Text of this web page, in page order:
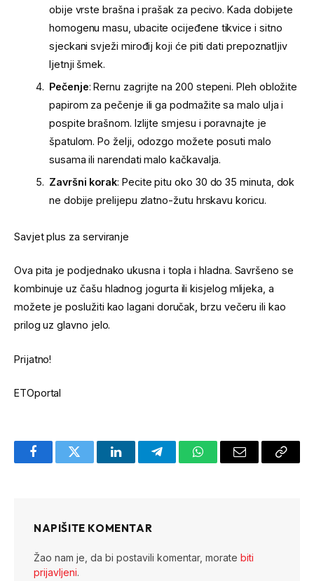
obije vrste brašna i prašak za pecivo. Kada dobijete
homogenu masu, ubacite ocijeđene tikvice i sitno
sjeckani svježi mirođij koji će piti dati prepoznatljiv
ljetnji šmek.
Pečenje: Rernu zagrijte na 200 stepeni. Pleh obložite
papirom za pečenje ili ga podmažite sa malo ulja i
pospite brašnom. Izlijte smjesu i poravnajte je
špatulom. Po želji, odozgo možete posuti malo
susama ili narendati malo kačkavalja.
Završni korak: Pecite pitu oko 30 do 35 minuta, dok
ne dobije prelijepu zlatno-žutu hrskavu koricu.
Savjet plus za serviranje
Ova pita je podjednako ukusna i topla i hladna. Savršeno se
kombinuje uz čašu hladnog jogurta ili kisjelog mlijeka, a
možete je poslužiti kao lagani doručak, brzu večeru ili kao
prilog uz glavno jelo.
Prijatno!
ETOportal
FacebookTwitter LinkedInTelegramWhatsAppEmail
Copy
NAPIŠITE KOMENTAR
Žao nam je, da bi postavili komentar, morate biti
prijavljeni.